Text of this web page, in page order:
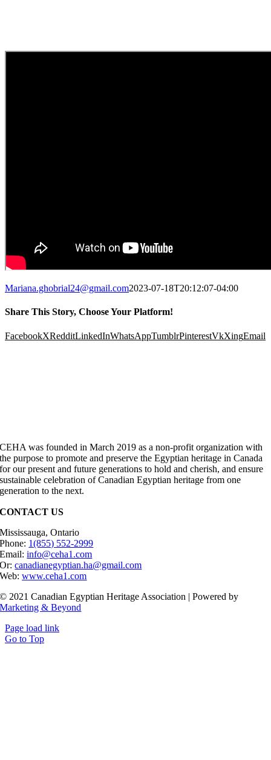
Mariana.ghobrial24@gmail.com2023-07-18T20:12:07-04:00
Share This Story, Choose Your Platform!
FacebookXRedditLinkedInWhatsAppTumblrPinterestVkXingEmail
CEHA was founded in March 2019 as a non-profit organization with
the purpose to promote and preserve the Egyptian heritage in Canada
for our present and future generations to hold and cherish, and ensure
sustainable celebration of Canadian Egyptian heritage from one
generation to the next.
CONTACT US
Mississauga, Ontario
Phone: 1(855) 552-2999
Email:info@ceha1.com
Or:canadianegyptian.ha@gmail.com
Web:www.ceha1.com
© 2021 Canadian Egyptian Heritage Association | Powered by
Marketing & Beyond
Page load link
Go to Top